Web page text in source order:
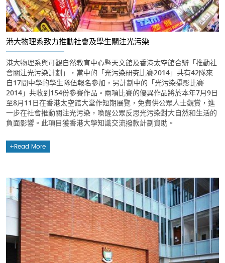
港大物理系致力推動社會及學生關注光污染
港大物理系與可觀自然教育中心暨天文館及香港太空館合辦「推動社
會關注光污染計劃」，當中的「光污染研究比賽2014」共有42隊來
自17間中學的學生隊伍報名參加，另計劃中的「光污染攝影比賽
2014」共收到154份參賽作品。兩項比賽的優異作品將於本年7月9日
至8月11日在香港太空館大堂作短期展覽，免費供公眾人士觀賞，進
一步在社會推動關注光污染，喚醒公眾反思光污染對大自然和生活的
負面影響。此項目獲香港大學知識交流撥款計劃資助。
Read More